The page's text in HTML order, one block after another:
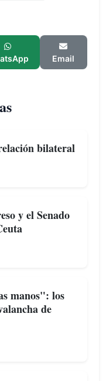
Email
bilateral
y el Senado
manos": los
de